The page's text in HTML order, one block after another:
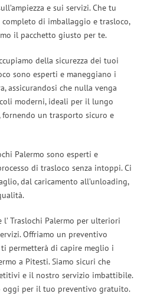
e sui servizi. Che tu
di imballaggio e trasloco,
il pacchetto giusto per te.
della sicurezza dei tuoi
sono esperti e maneggiano i
assicurandosi che nulla venga
moderni, ideali per il lungo
un trasporto sicuro e
Palermo sono esperti e
di trasloco senza intoppi. Ci
dal caricamento all’unloading,
Traslochi Palermo per ulteriori
Offriamo un preventivo
permetterà di capire meglio i
a Pitesti. Siamo sicuri che
e il nostro servizio imbattibile.
oggi per il tuo preventivo gratuito.